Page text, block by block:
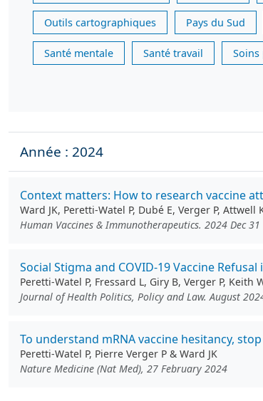
Outils cartographiques Pays du Sud
Santé mentale Santé travail
Année : 2024
Context matters: How to research vaccine
Ward JK, Peretti-Watel P, Dubé E, Verger P, Attwell
Human Vaccines & Immunotherapeutics. 2024 Dec 31
Social Stigma and COVID-19 Vaccine Refusal
Peretti-Watel P, Fressard L, Giry B, Verger P, Keith
Journal of Health Politics, Policy and Law. August
To understand mRNA vaccine hesitancy,
Peretti-Watel P, Pierre Verger P & Ward JK
Nature Medicine (Nat Med), 27 February 2024